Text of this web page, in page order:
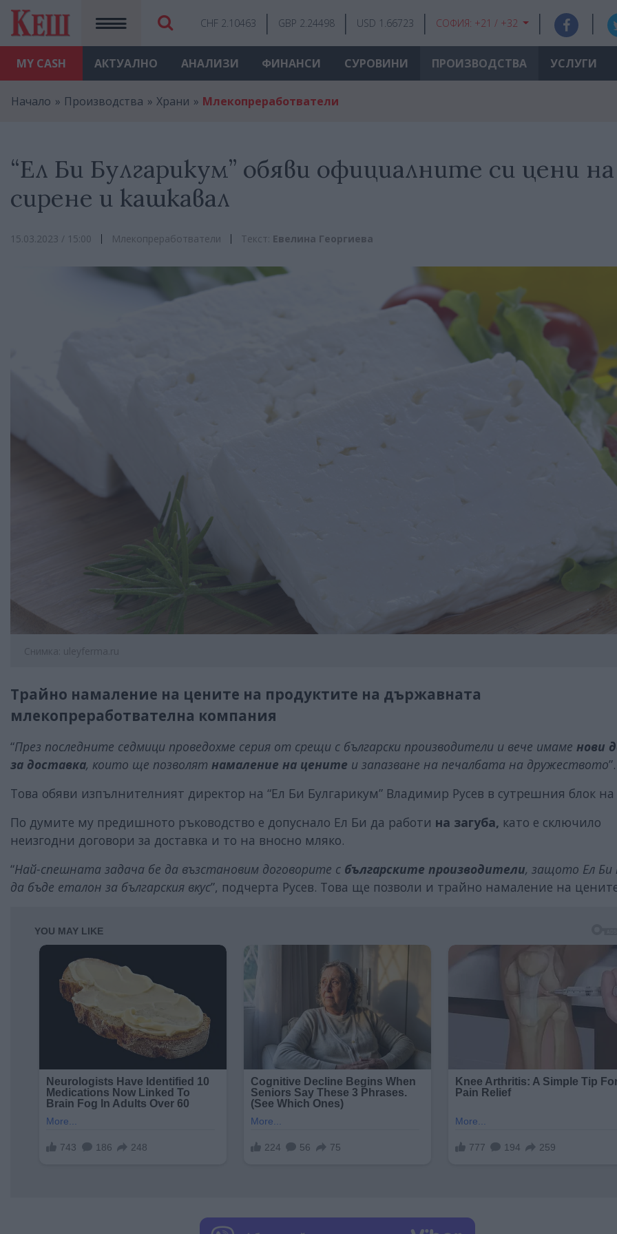
MY CASH
CHF 2.10463 GBP 2.24498 USD 1.66723 СОФИЯ: +21 / +32
АКТУАЛНО АНАЛИЗИ ФИНАНСИ СУРОВИНИ ПРОИЗВОДСТВА УСЛУГИ
Начало Производства Храни Млекопреработватели
“Ел Би Булгарикум” обяви официалните си цени на
сирене и кашкавал
15.03.2023 / 15:00 Млекопреработватели Текст: Евелина Георгиева
Снимка: uleyferma.ru
Трайно намаление на цените на продуктите на държавната
млекопреработвателна компания
“През последните седмици проведохме серия от срещи с български производители и вече имаме нови
за доставка, които ще позволят намаление на цените и запазване на печалбата на дружеството”.
Това обяви изпълнителният директор на “Ел Би Булгарикум” Владимир Русев в сутрешния блок
По думите му предишното ръководство е допуснало Ел Би да работи на загуба, като е сключило
неизгодни договори за доставка и то на вносно мляко.
“Най-спешната задача бе да възстановим договорите с българските производители, защото Ел Би
да бъде еталон за българския вкус”, подчерта Русев. Това ще позволи и трайно намаление на